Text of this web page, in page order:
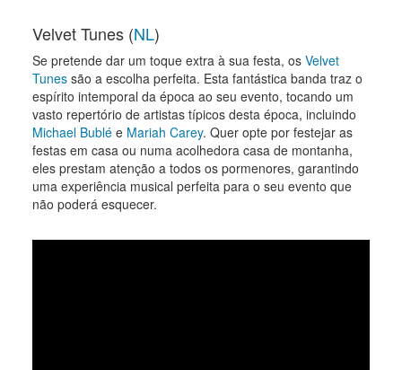
Velvet Tunes (NL)
Se pretende dar um toque extra à sua festa, os Velvet
Tunessão a escolha perfeita. Esta fantástica banda traz o
espírito intemporal da época ao seu evento, tocando um
vasto repertório de artistas típicos desta época, incluindo
Michael Bublée Mariah Carey. Quer opte por festejar as
festas em casa ou numa acolhedora casa de montanha,
eles prestam atenção a todos os pormenores, garantindo
uma experiência musical perfeita para o seu evento que
não poderá esquecer.